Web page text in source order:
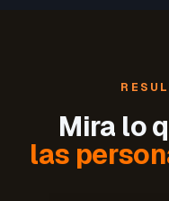
Mira lo
las